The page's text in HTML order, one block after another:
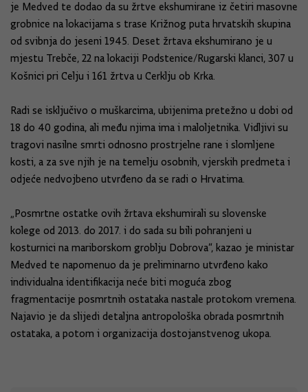
je Medved te dodao da su žrtve ekshumirane iz četiri masovne
grobnice na lokacijama s trase Križnog puta hrvatskih skupina
od svibnja do jeseni 1945. Deset žrtava ekshumirano je u
mjestu Trebče, 22 na lokaciji Podstenice/Rugarski klanci, 307 u
Košnici pri Celju i 161 žrtva u Cerklju ob Krka.
Radi se isključivo o muškarcima, ubijenima pretežno u dobi od
18 do 40 godina, ali među njima ima i maloljetnika. Vidljivi su
tragovi nasilne smrti odnosno prostrjelne rane i slomljene
kosti, a za sve njih je na temelju osobnih, vjerskih predmeta i
odjeće nedvojbeno utvrđeno da se radi o Hrvatima.
„Posmrtne ostatke ovih žrtava ekshumirali su slovenske
kolege od 2013. do 2017. i do sada su bili pohranjeni u
kosturnici na mariborskom groblju Dobrova“, kazao je ministar
Medved te napomenuo da je preliminarno utvrđeno kako
individualna identifikacija neće biti moguća zbog
fragmentacije posmrtnih ostataka nastale protokom vremena.
Najavio je da slijedi detaljna antropološka obrada posmrtnih
ostataka, a potom i organizacija dostojanstvenog ukopa.